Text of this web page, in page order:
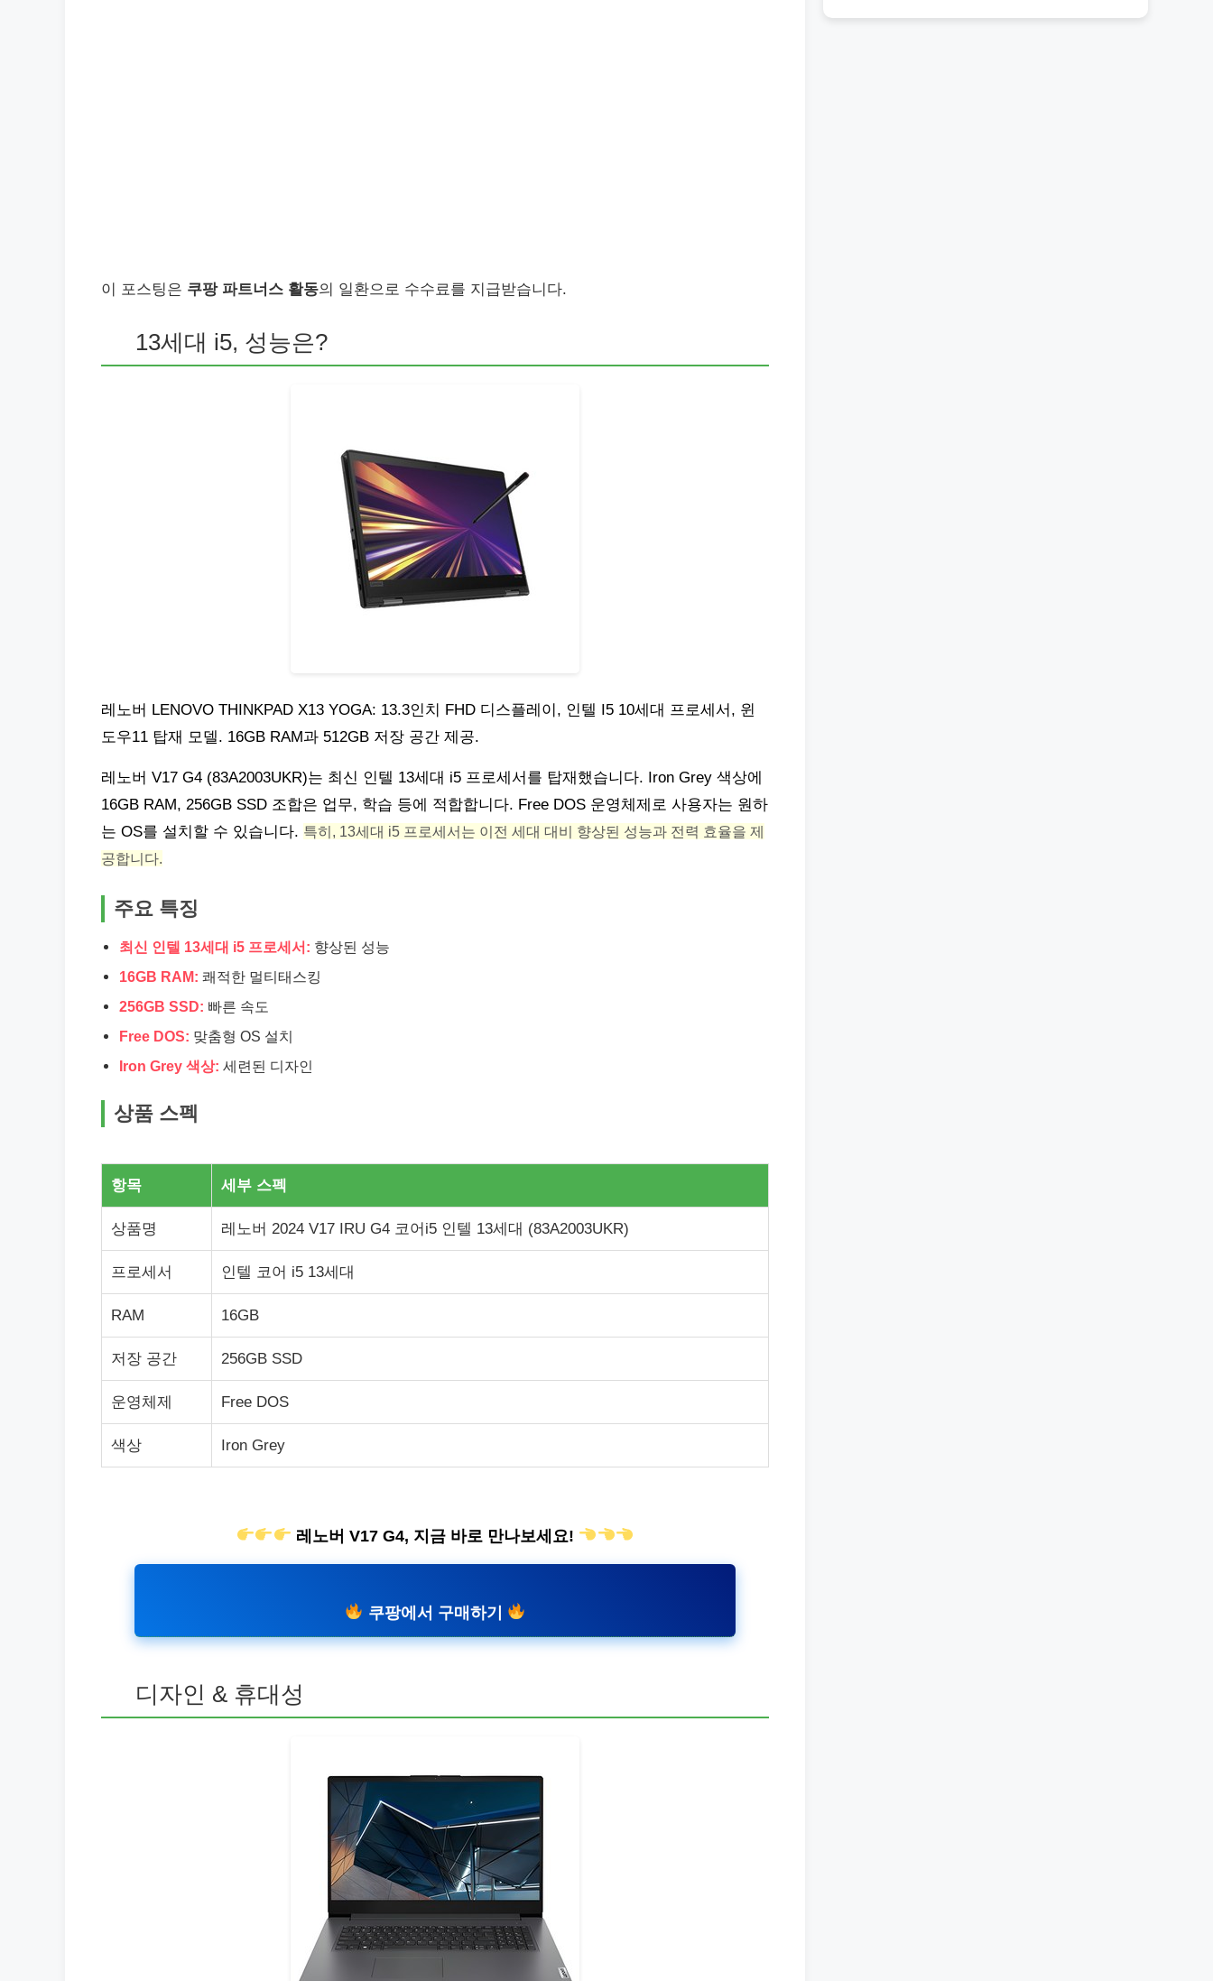
이 포스팅은 쿠팡 파트너스 활동의 일환으로 수수료를 지급받습니다.
13세대 i5, 성능은?
레노버 LENOVO THINKPAD X13 YOGA: 13.3인치 FHD 디스플레이, 인텔 I5 10세대 프로세서, 윈
도우11 탑재 모델. 16GB RAM과 512GB 저장 공간 제공.
레노버 V17 G4 (83A2003UKR)는 최신 인텔 13세대 i5 프로세서를 탑재했습니다. Iron Grey 색상에
16GB RAM, 256GB SSD 조합은 업무, 학습 등에 적합합니다. Free DOS 운영체제로 사용자는 원하
는 OS를 설치할 수 있습니다. 특히, 13세대 i5 프로세서는 이전 세대 대비 향상된 성능과 전력 효율을 제
공합니다.
주요 특징
최신 인텔 13세대 i5 프로세서: 향상된 성능
16GB RAM: 쾌적한 멀티태스킹
256GB SSD: 빠른 속도
Free DOS: 맞춤형 OS 설치
Iron Grey 색상: 세련된 디자인
상품 스펙
항목 세부 스펙
상품명 레노버 2024 V17 IRU G4 코어i5 인텔 13세대 (83A2003UKR)
프로세서 인텔 코어 i5 13세대
RAM 16GB
저장 공간 256GB SSD
운영체제 Free DOS
색상 Iron Grey
레노버 V17 G4, 지금 바로 만나보세요!
쿠팡에서 구매하기
디자인 & 휴대성